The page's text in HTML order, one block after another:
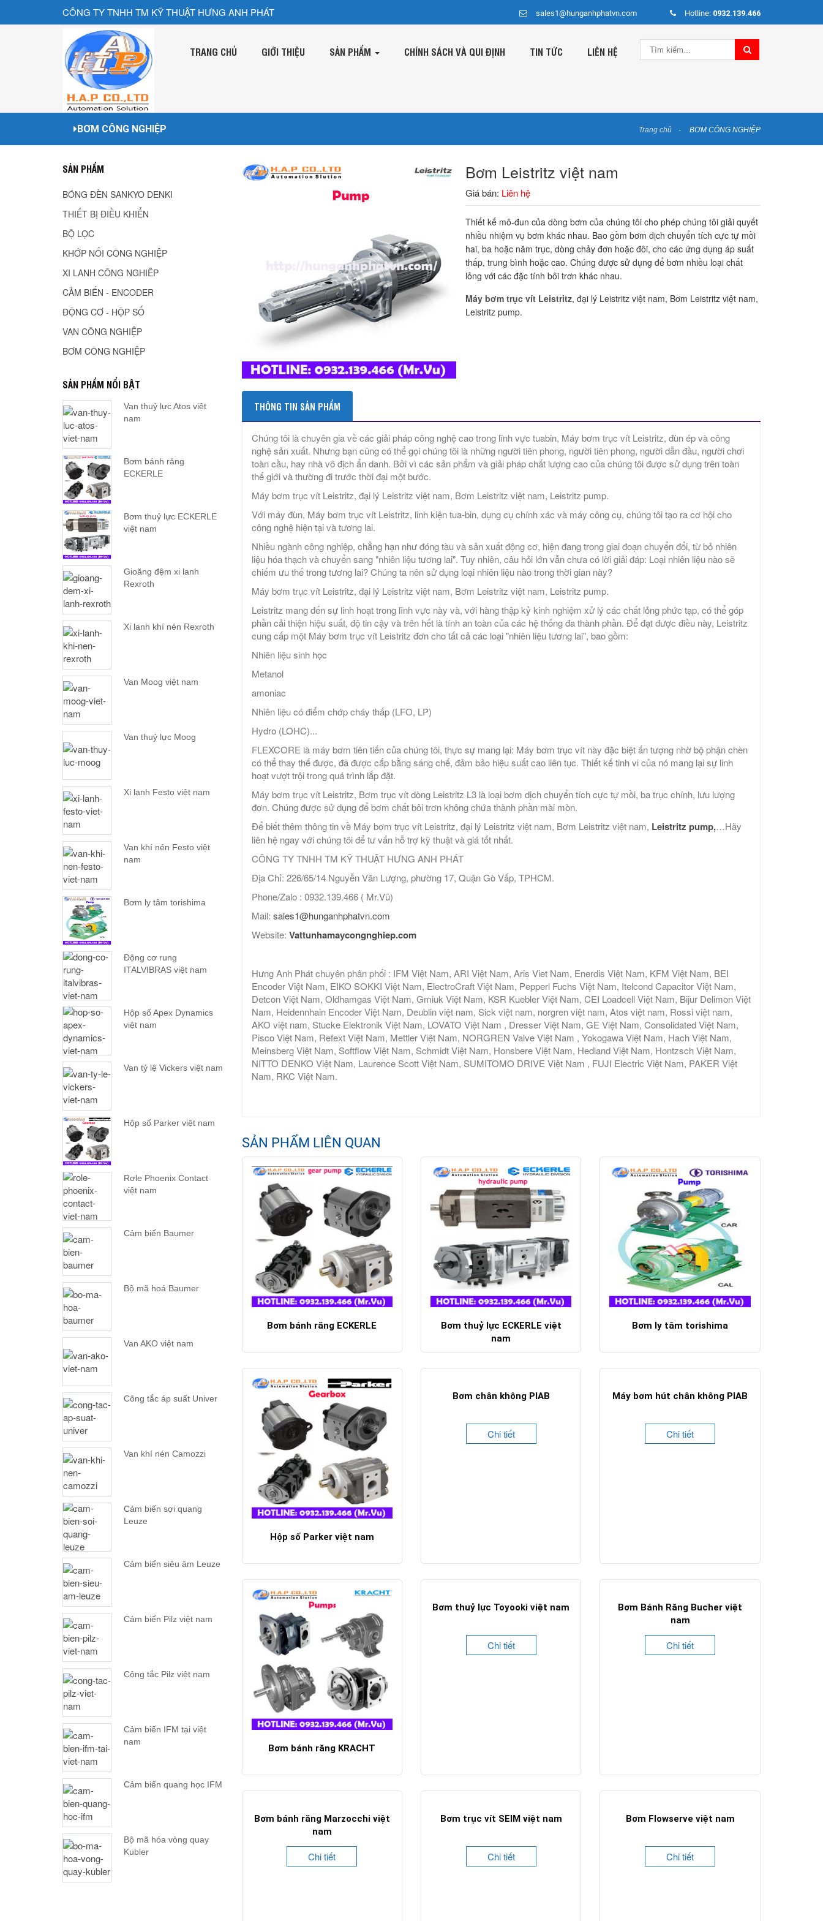
CÔNG TY TNHH TM KỸ THUẬT HƯNG ANH PHÁT sales1@hunganhphatvn.com Hotline: 0932.139.466
TRANG CHỦ GIỚI THIỆU SẢN PHẨM CHÍNH SÁCH VÀ QUI ĐỊNH TIN TỨC LIÊN HỆ
BƠM CÔNG NGHIỆP Trang chủ BƠM CÔNG NGHIỆP
Bơm Leistritz việt nam
Giá bán: Liên hệ
Thiết kế mô-đun của dòng bơm của chúng tôi cho phép chúng tôi giải quyết
nhiều nhiệm vụ bơm khác nhau. Bao gồm bơm dịch chuyển tích cực tự mồi
hai, ba hoặc năm trục, dòng chảy đơn hoặc đôi, cho các ứng dụng áp suất
thấp, trung bình hoặc cao. Chúng được sử dụng để bơm nhiều loại chất
lỏng với các đặc tính bôi trơn khác nhau.
Máy bơm trục vít Leistritz, đại lý Leistritz việt nam, Bơm Leistritz việt nam,
Leistritz pump.
THÔNG TIN SẢN PHẨM
Chúng tôi là chuyên gia về các giải pháp công nghệ cao trong lĩnh vực tuabin, Máy bơm trục vít Leistritz, đùn ép và công
nghệ sản xuất. Nhưng bạn cũng có thể gọi chúng tôi là những người tiên phong, người tiên phong, người dẫn đầu, người chơi
toàn cầu, hay nhà vô địch ẩn danh. Bởi vì các sản phẩm và giải pháp chất lượng cao của chúng tôi được sử dụng trên toàn
thế giới và thường đi trước thời đại một bước.
Máy bơm trục vít Leistritz, đại lý Leistritz việt nam, Bơm Leistritz việt nam, Leistritz pump.
Với máy đùn, Máy bơm trục vít Leistritz, linh kiện tua-bin, dụng cụ chính xác và máy công cụ, chúng tôi tạo ra cơ hội cho
công nghệ hiện tại và tương lai.
Nhiều ngành công nghiệp, chẳng hạn như đóng tàu và sản xuất động cơ, hiện đang trong giai đoạn chuyển đổi, từ bỏ nhiên
liệu hóa thạch và chuyển sang "nhiên liệu tương lai". Tuy nhiên, câu hỏi lớn vẫn chưa có lời giải đáp: Loại nhiên liệu nào sẽ
chiếm ưu thế trong tương lai? Chúng ta nên sử dụng loại nhiên liệu nào trong thời gian này?
Máy bơm trục vít Leistritz, đại lý Leistritz việt nam, Bơm Leistritz việt nam, Leistritz pump.
Leistritz mang đến sự linh hoạt trong lĩnh vực này và, với hàng thập kỷ kinh nghiệm xử lý các chất lỏng phức tạp, có thể góp
phần cải thiện hiệu suất, độ tin cậy và trên hết là tính an toàn của các hệ thống đa thành phần. Để đạt được điều này, Leistritz
cung cấp một Máy bơm trục vít Leistritz đơn cho tất cả các loại "nhiên liệu tương lai", bao gồm:
Nhiên liệu sinh học
Metanol
amoniac
Nhiên liệu có điểm chớp cháy thấp (LFO, LP)
Hydro (LOHC)...
FLEXCORE là máy bơm tiên tiến của chúng tôi, thực sự mang lại: Máy bơm trục vít này đặc biệt ấn tượng nhờ bộ phận chèn
có thể thay thế được, đã được cấp bằng sáng chế, đảm bảo hiệu suất cao liên tục. Thiết kế tinh vi của nó mang lại sự linh
hoạt vượt trội trong quá trình lắp đặt.
Máy bơm trục vít Leistritz, Bơm trục vít dòng Leistritz L3 là loại bơm dịch chuyển tích cực tự mồi, ba trục chính, lưu lượng
đơn. Chúng được sử dụng để bơm chất bôi trơn không chứa thành phần mài mòn.
Để biết thêm thông tin về Máy bơm trục vít Leistritz, đại lý Leistritz việt nam, Bơm Leistritz việt nam, Leistritz pump,…Hãy
liên hệ ngay với chúng tôi để tư vấn hỗ trợ kỹ thuật và giá tốt nhất.
CÔNG TY TNHH TM KỸ THUẬT HƯNG ANH PHÁT
Địa Chỉ: 226/65/14 Nguyễn Văn Lượng, phường 17, Quận Gò Vấp, TPHCM.
Phone/Zalo : 0932.139.466 ( Mr.Vũ)
Mail: sales1@hunganhphatvn.com
Website: Vattunhamaycongnghiep.com
Hưng Anh Phát chuyên phân phối : IFM Việt Nam, ARI Việt Nam, Aris Viet Nam, Enerdis Việt Nam, KFM Việt Nam, BEI
Encoder Việt Nam, EIKO SOKKI Việt Nam, ElectroCraft Việt Nam, Pepperl Fuchs Việt Nam, Itelcond Capacitor Việt Nam,
Detcon Việt Nam, Oldhamgas Việt Nam, Gmiuk Việt Nam, KSR Kuebler Việt Nam, CEI Loadcell Việt Nam, Bijur Delimon Việt
Nam, Heidennhain Encoder Việt Nam, Deublin việt nam, Sick việt nam, norgren việt nam, Atos việt nam, Rossi việt nam,
AKO việt nam, Stucke Elektronik Việt Nam, LOVATO Việt Nam , Dresser Việt Nam, GE Việt Nam, Consolidated Việt Nam,
Pisco Việt Nam, Refext Việt Nam, Mettler Việt Nam, NORGREN Valve Việt Nam , Yokogawa Việt Nam, Hach Việt Nam,
Meinsberg Việt Nam, Softflow Việt Nam, Schmidt Việt Nam, Honsbere Việt Nam, Hedland Việt Nam, Hontzsch Việt Nam,
NITTO DENKO Việt Nam, Laurence Scott Việt Nam, SUMITOMO DRIVE Việt Nam , FUJI Electric Việt Nam, PAKER Việt
Nam, RKC Việt Nam.
SẢN PHẨM LIÊN QUAN
Bơm bánh răng ECKERLE
Bơm thuỷ lực ECKERLE việt
nam
Bơm ly tâm torishima
Hộp số Parker việt nam
Bơm chân không PIAB
Chi tiết
Máy bơm hút chân không PIAB
Chi tiết
Bơm bánh răng KRACHT
Bơm thuỷ lực Toyooki việt nam
Chi tiết
Bơm Bánh Răng Bucher việt
nam
Chi tiết
Bơm bánh răng Marzocchi việt
nam
Chi tiết
Bơm trục vít SEIM việt nam
Chi tiết
Bơm Flowserve việt nam
Chi tiết
SẢN PHẨM
BÓNG ĐÈN SANKYO DENKI
THIẾT BỊ ĐIỀU KHIỂN
BỘ LỌC
KHỚP NỐI CÔNG NGHIỆP
XI LANH CÔNG NGHIÊP
CẢM BIẾN - ENCODER
ĐỘNG CƠ - HỘP SỐ
VAN CÔNG NGHIỆP
BƠM CÔNG NGHIỆP
SẢN PHẨM NỔI BẬT
Van thuỷ lực Atos việt
nam
Bơm bánh răng
ECKERLE
Bơm thuỷ lực ECKERLE
việt nam
Gioăng đệm xi lanh
Rexroth
Xi lanh khí nén Rexroth
Van Moog việt nam
Van thuỷ lực Moog
Xi lanh Festo việt nam
Van khí nén Festo việt
nam
Bơm ly tâm torishima
Động cơ rung
ITALVIBRAS việt nam
Hộp số Apex Dynamics
việt nam
Van tỷ lệ Vickers việt nam
Hộp số Parker việt nam
Rơle Phoenix Contact
việt nam
Cảm biến Baumer
Bộ mã hoá Baumer
Van AKO việt nam
Công tắc áp suất Univer
Van khí nén Camozzi
Cảm biến sợi quang
Leuze
Cảm biến siêu âm Leuze
Cảm biến Pilz việt nam
Công tắc Pilz việt nam
Cảm biến IFM tại việt
nam
Cảm biến quang học IFM
Bộ mã hóa vòng quay
Kubler